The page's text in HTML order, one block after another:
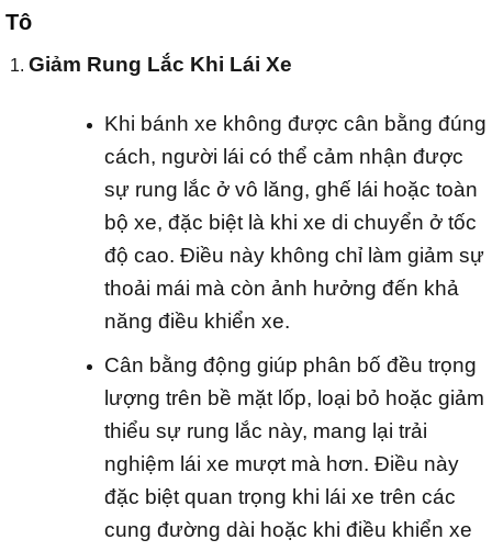
Tô
Giảm Rung Lắc Khi Lái Xe
Khi bánh xe không được cân bằng đúng
cách, người lái có thể cảm nhận được
sự rung lắc ở vô lăng, ghế lái hoặc toàn
bộ xe, đặc biệt là khi xe di chuyển ở tốc
độ cao. Điều này không chỉ làm giảm sự
thoải mái mà còn ảnh hưởng đến khả
năng điều khiển xe.
Cân bằng động giúp phân bố đều trọng
lượng trên bề mặt lốp, loại bỏ hoặc giảm
thiểu sự rung lắc này, mang lại trải
nghiệm lái xe mượt mà hơn. Điều này
đặc biệt quan trọng khi lái xe trên các
cung đường dài hoặc khi điều khiển xe